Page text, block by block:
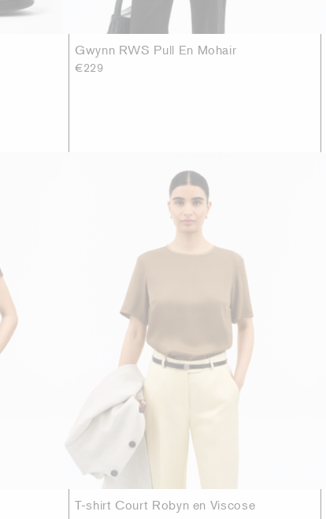
Gwynn RWS Pull En Mohair
€229
T-shirt Court Robyn en Viscose